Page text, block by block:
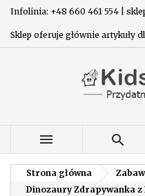
Infolinia: +48 660 461 554 |
Sklep oferuje głównie artykuły
 
Strona główna
Dinozaury Zdrapywanka z